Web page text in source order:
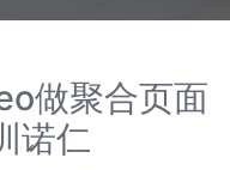
做聚合页面
诺仁